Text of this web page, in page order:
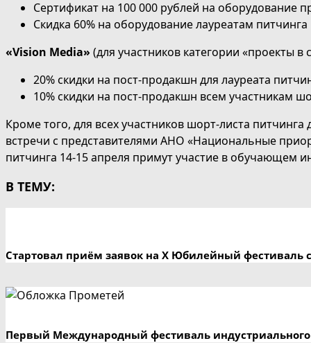
Сертификат на 100 000 рублей на
Скидка 60% на оборудование лауреатам
«Vision Media» (для участников категории «проекты в
20% скидки на пост-продакшн для лауреата
10% скидки на пост-продакшн всем участникам
Кроме того, для всех участников шорт-листа
встречи с представителями АНО «Национальные
питчинга 14-15 апреля примут участие в обучающем
В ТЕМУ:
Стартовал приём заявок на X Юбилейный фестиваль
Первый Международный фестиваль